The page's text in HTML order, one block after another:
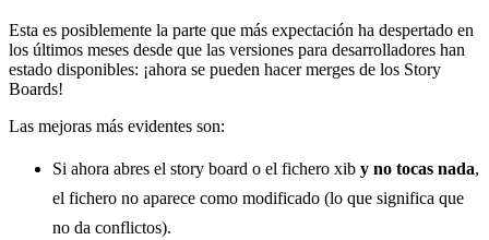
Esta es posiblemente la parte que más expectación ha despertado en
los últimos meses desde que las versiones para desarrolladores han
estado disponibles: ¡ahora se pueden hacer merges de los Story
Boards!
Las mejoras más evidentes son:
Si ahora abres el story board o el fichero xib y no tocas nada,
el fichero no aparece como modificado (lo que significa que
no da conflictos).